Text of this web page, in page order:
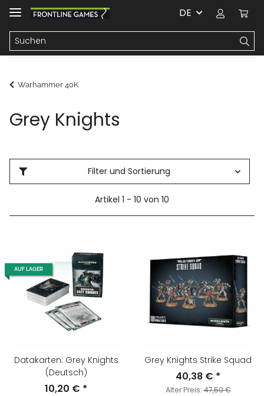
DE
Warhammer 40K
Grey Knights
Filter und Sortierung
Artikel 1 - 10 von 10
AUF LAGER
Datakarten: Grey Knights
(Deutsch)
10,20 € *
Grey Knights Strike Squad
40,38 € *
Alter Preis:47,50 €